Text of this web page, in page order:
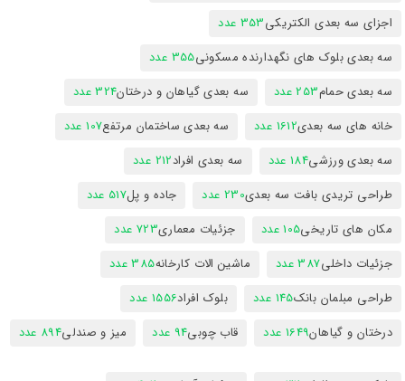
اجزای سه بعدی الکتریکی353 عدد
سه بعدی بلوک های نگهدارنده مسکونی355 عدد
سه بعدی حمام253 عدد سه بعدی گیاهان و درختان324 عدد
خانه های سه بعدی1612 عدد سه بعدی ساختمان مرتفع107 عدد
سه بعدی ورزشی184 عدد سه بعدی افراد212 عدد
طراحی تریدی بافت سه بعدی230 عدد جاده و پل517 عدد
مکان های تاریخی105 عدد جزئیات معماری723 عدد
جزئیات داخلی387 عدد ماشین الات کارخانه385 عدد
طراحی مبلمان بانک145 عدد بلوک افراد1556 عدد
درختان و گیاهان1649 عدد قاب چوبی94 عدد میز و صندلی894 عدد